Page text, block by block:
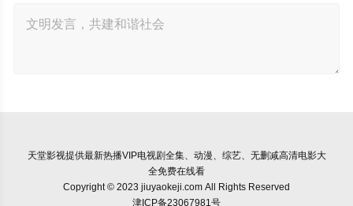
天堂影视提供最新热播VIP电视剧全集、动漫、综艺、无删减高清电影大
全免费在线看
Copyright © 2023 jiuyaokeji.com All Rights Reserved
津ICP备23067981号